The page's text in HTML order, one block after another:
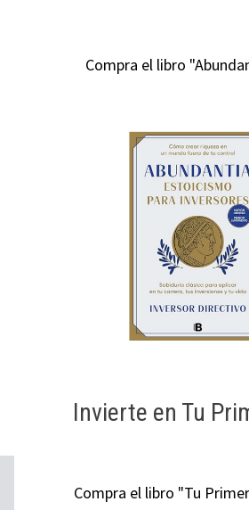
Compra el libro
Invierte en Tu
Compra el libro "Tu